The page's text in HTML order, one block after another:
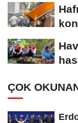
ÇOK